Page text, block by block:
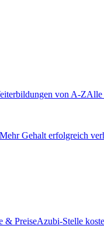
von A-ZAlle
Mehr Gehalt erfolgreich
& PreiseAzubi-Stelle